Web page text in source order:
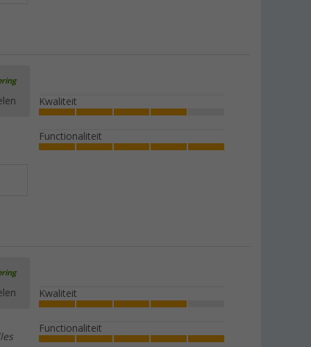
Kwaliteit
Functionaliteit
Kwaliteit
Functionaliteit